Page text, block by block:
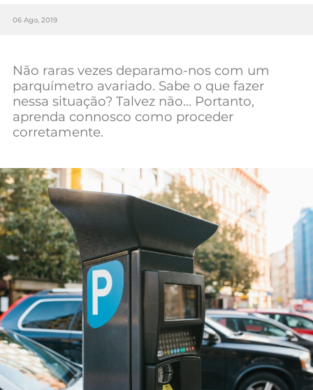
Tecnologia
Negócios
Mundial 2026
06 Ago, 2019
Não raras vezes deparamo-nos com um
parquímetro avariado. Sabe o que fazer
nessa situação? Talvez não… Portanto,
aprenda connosco como proceder
corretamente.